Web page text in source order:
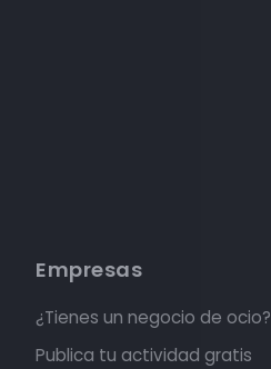
Empresas
¿Tienes un negocio de ocio?
Publica tu actividad gratis